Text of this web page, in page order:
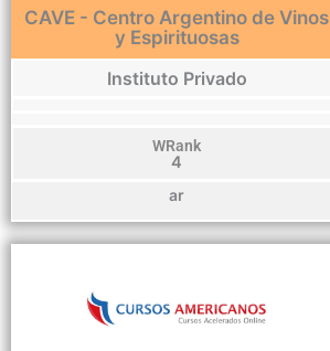
CAVE - Centro Argentino de Vinos
y Espirituosas
Instituto Privado
WRank
4
ar